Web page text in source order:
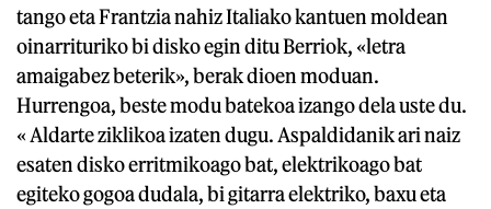
tango eta Frantzia nahiz Italiako kantuen moldean
oinarrituriko bi disko egin ditu Berriok, «letra
amaigabez beterik», berak dioen moduan.
Hurrengoa, beste modu batekoa izango dela uste du.
« Aldarte ziklikoa izaten dugu. Aspaldidanik ari naiz
esaten disko erritmikoago bat, elektrikoago bat
egiteko gogoa dudala, bi gitarra elektriko, baxu eta